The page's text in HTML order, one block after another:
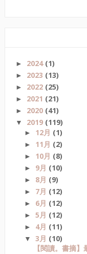
► 2024 (1)
► 2023 (13)
► 2022 (25)
► 2021 (21)
► 2020 (41)
▼ 2019 (119)
► 12月 (1)
► 11月 (2)
► 10月 (8)
► 9月 (10)
► 8月 (9)
► 7月 (12)
► 6月 (12)
► 5月 (12)
► 4月 (11)
▼ 3月 (10)
【閱讀。書摘